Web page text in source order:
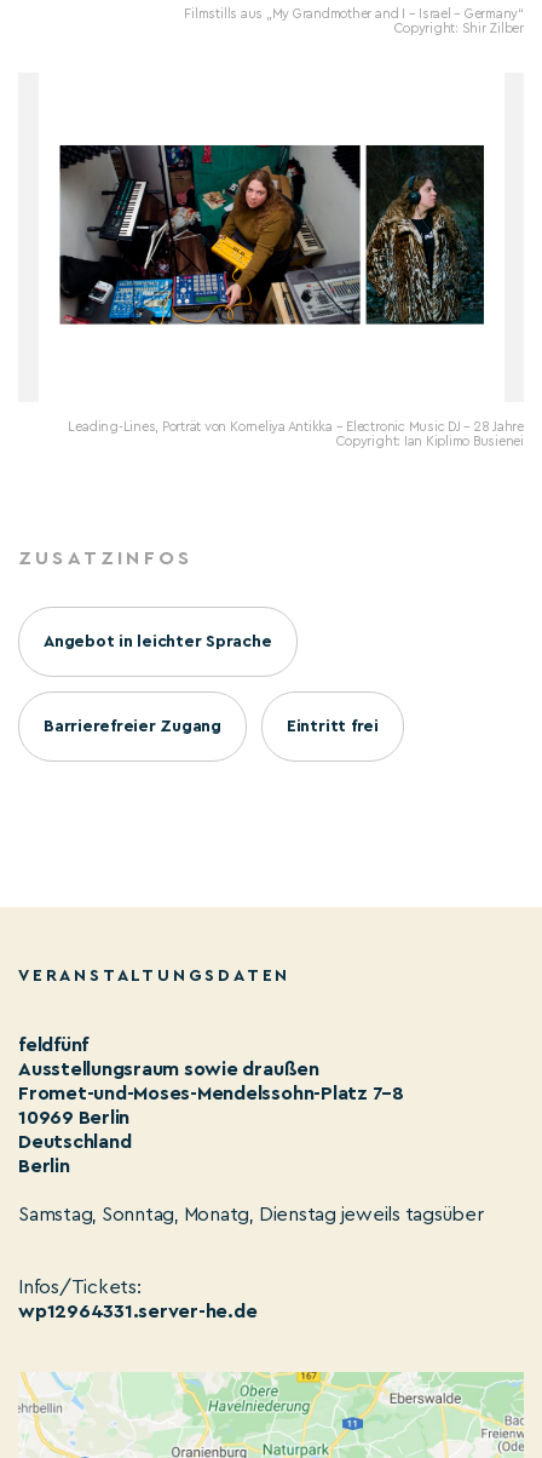
Filmstills aus „My Grandmother and I – Israel – Germany“
Copyright: Shir Zilber
Leading-Lines, Porträt von Korneliya Antikka – Electronic Music DJ – 28 Jahre
Copyright: Ian Kiplimo Busienei
ZUSATZINFOS
Angebot in leichter Sprache
Barrierefreier Zugang Eintritt frei
VERANSTALTUNGSDATEN
feldfünf
Ausstellungsraum sowie draußen
Fromet-und-Moses-Mendelssohn-Platz 7–8
10969 Berlin
Deutschland
Berlin
Samstag, Sonntag, Monatg, Dienstag jeweils tagsüber
Infos/Tickets:
wp12964331.server-he.de